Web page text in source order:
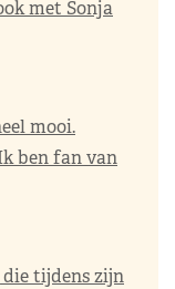
met Sonja
mooi.
ben fan van
tijdens zijn